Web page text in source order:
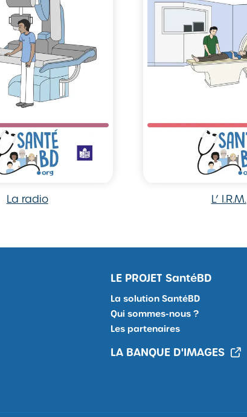
La radio L’ I.R.M.
LE PROJET SantéBD
La solution SantéBD
Qui sommes-nous ?
Les partenaires
LA BANQUE D'IMAGES